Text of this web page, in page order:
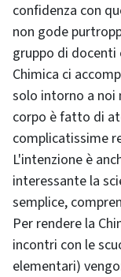
confidenza con
non gode
gruppo di
Chimica ci
solo intorno a noi
corpo è fatto di
complicatissime
L'intenzione è
interessante la
semplice,
Per rendere la
incontri con le
elementari)